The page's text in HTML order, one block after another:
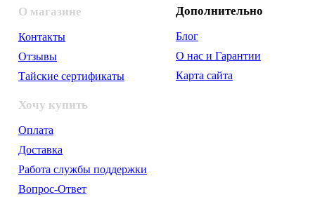
О магазине
Контакты
Отзывы
Тайские сертификаты
Хочу купить
Оплата
Доставка
Работа службы поддержки
Вопрос-Ответ
Дополнительно
Блог
О нас и Гарантии
Карта сайта